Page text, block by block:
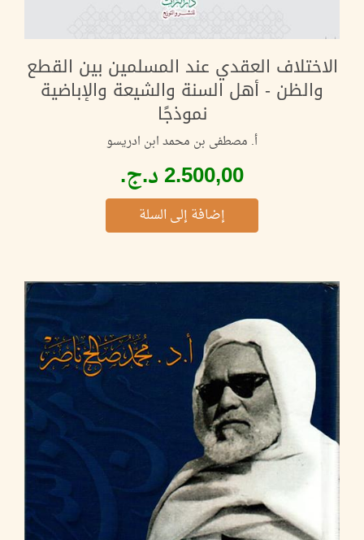
الاختلاف العقدي عند المسلمين بين القطع
والظن - أهل السنة والشيعة والإباضية
نموذجًا
أ. مصطفى بن محمد ابن ادريسو
إضافة إلى السلة